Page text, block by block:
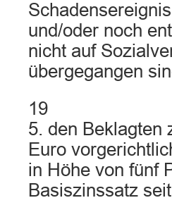
und/oder noch
nicht auf
übergegangen
19
5. den Beklagten
Euro
in Höhe von fünf
Basiszinssatz